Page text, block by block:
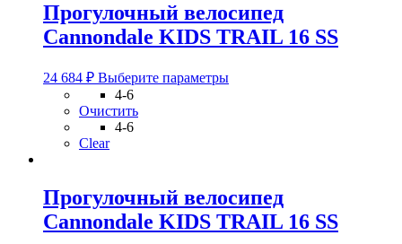
Прогулочный велосипед
Cannondale KIDS TRAIL 16 SS
24 684 ₽ Выберите параметрыЭтот
на
странице
товара.
4-6
Очистить
4-6
Clear
Прогулочный велосипед
Cannondale KIDS TRAIL 16 SS